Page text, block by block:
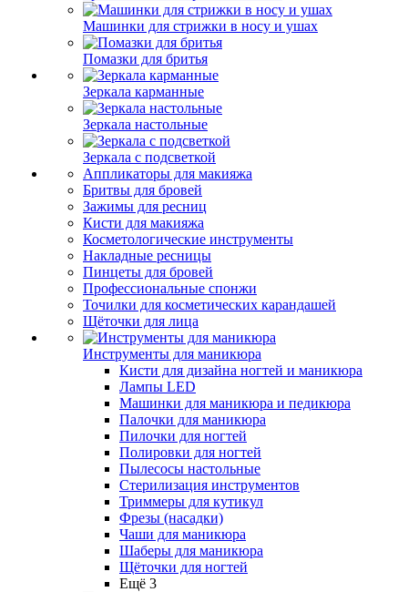
Машинки для стрижки в носу и ушах
Помазки для бритья
Зеркала карманные
Зеркала настольные
Зеркала с подсветкой
Аппликаторы для макияжа
Бритвы для бровей
Зажимы для ресниц
Кисти для макияжа
Косметологические инструменты
Накладные ресницы
Пинцеты для бровей
Профессиональные спонжи
Точилки для косметических карандашей
Щёточки для лица
Инструменты для маникюра
Кисти для дизайна ногтей и маникюра
Лампы LED
Машинки для маникюра и педикюра
Палочки для маникюра
Пилочки для ногтей
Полировки для ногтей
Пылесосы настольные
Стерилизация инструментов
Триммеры для кутикул
Фрезы (насадки)
Чаши для маникюра
Шаберы для маникюра
Щёточки для ногтей
Ещё 3